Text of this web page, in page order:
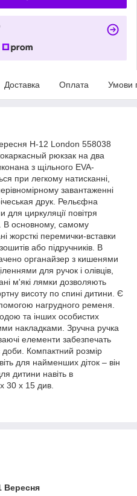
Доставка Оплата Умови
Н-12 London 558038
рюкзак на два
з щільного EVA-
при легкому натисканні,
завантаженні
друк. Рельєфна
циркуляції повітря
В основному, самому
жорсткі перемички-вставки
або підручників. В
органайзер з кишенями
для ручок і олівців,
м'які лямки дозволяють
висоту по спині дитини. Є
нагрудного ременя.
та інших особистих
накладками. Зручна ручка
елементи забезпечать
Компактний розмір
для найменших діток – він
дитини навіть в
30 х 15 див.
Вересня